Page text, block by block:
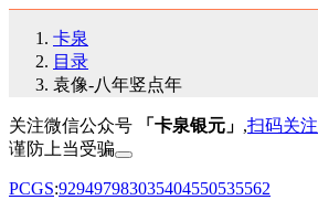
卡泉
目录
袁像-八年竖点年
关注微信公众号 「卡泉银元」 ,扫码关注
谨防上当受骗
PCGS:929497983035404550535562